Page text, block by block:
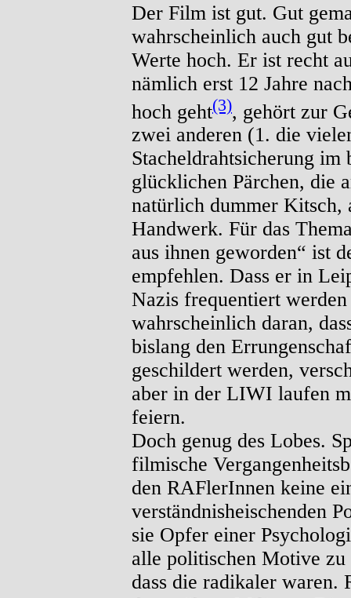
Der Film ist gut. Gut
wahrscheinlich auch gut
Werte hoch. Er ist recht
nämlich erst 12 Jahre
hoch geht(3), gehört zur
zwei anderen (1. die
Stacheldrahtsicherung im
glücklichen Pärchen, die
natürlich dummer Kitsch,
Handwerk. Für das
aus ihnen geworden“ ist
empfehlen. Dass er in
Nazis frequentiert
wahrscheinlich daran,
bislang den
geschildert werden,
aber in der LIWI laufen
feiern.
Doch genug des Lobes.
filmische
den RAFlerInnen keine
verständnisheischenden
sie Opfer einer
alle politischen Motive
dass die radikaler waren.